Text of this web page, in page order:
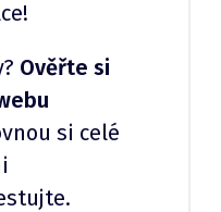
Ověřte si
si celé